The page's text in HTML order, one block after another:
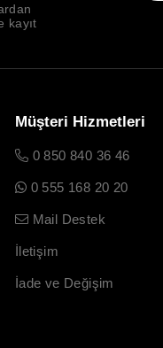
kayıt
Müşteri Hizmetleri
0 850 840 36 46
0 555 168 20 20
Mail Destek
İletişim
İade ve Değişim